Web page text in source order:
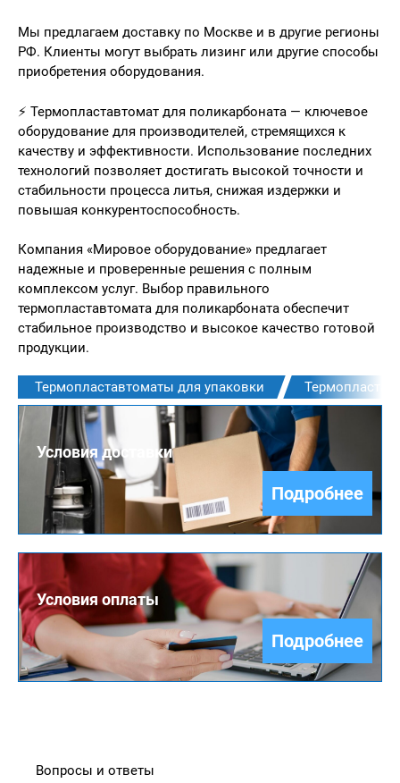
Мы предлагаем доставку по Москве и в другие регионы
РФ. Клиенты могут выбрать лизинг или другие способы
приобретения оборудования.
⚡ Термопластавтомат для поликарбоната — ключевое
оборудование для производителей, стремящихся к
качеству и эффективности. Использование последних
технологий позволяет достигать высокой точности и
стабильности процесса литья, снижая издержки и
повышая конкурентоспособность.
Компания «Мировое оборудование» предлагает
надежные и проверенные решения с полным
комплексом услуг. Выбор правильного
термопластавтомата для поликарбоната обеспечит
стабильное производство и высокое качество готовой
продукции.
Термопластавтоматы для упаковки
Условия доставки
Подробнее
Условия оплаты
Подробнее
Вопросы и ответы